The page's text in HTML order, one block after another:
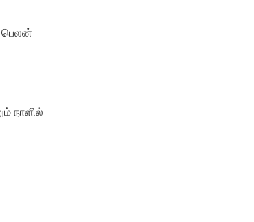
பெலன்
நாளில்